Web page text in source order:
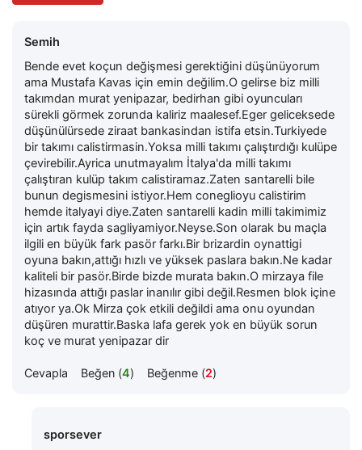
Semih
Bende evet koçun değişmesi gerektiğini düşünüyorum
ama Mustafa Kavas için emin değilim.O gelirse biz milli
takımdan murat yenipazar, bedirhan gibi oyuncuları
sürekli görmek zorunda kaliriz maalesef.Eger geliceksede
düşünülürsede ziraat bankasindan istifa etsin.Turkiyede
bir takımı calistirmasin.Yoksa milli takımı çalıştırdığı kulüpe
çevirebilir.Ayrica unutmayalım İtalya'da milli takımı
çalıştıran kulüp takım calistiramaz.Zaten santarelli bile
bunun degismesini istiyor.Hem coneglioyu calistirim
hemde italyayi diye.Zaten santarelli kadin milli takimimiz
için artık fayda sagliyamiyor.Neyse.Son olarak bu maçla
ilgili en büyük fark pasör farkı.Bir brizardin oynattigi
oyuna bakın,attığı hızlı ve yüksek paslara bakın.Ne kadar
kaliteli bir pasör.Birde bizde murata bakın.O mirzaya file
hizasında attığı paslar inanılır gibi değil.Resmen blok içine
atıyor ya.Ok Mirza çok etkili değildi ama onu oyundan
düşüren murattir.Baska lafa gerek yok en büyük sorun
koç ve murat yenipazar dir
Cevapla Beğen (4) Beğenme (2)
sporsever